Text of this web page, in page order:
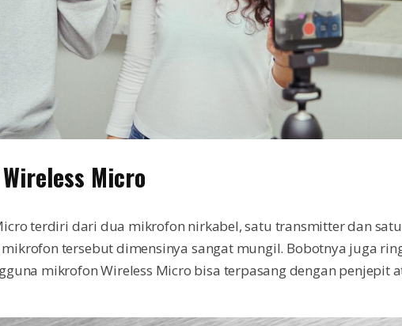
Micro
terdiri dari dua mikrofon nirkabel, satu transmitter dan
tersebut dimensinya sangat mungil. Bobotnya juga
mikrofon Wireless Micro bisa terpasang dengan penjepit